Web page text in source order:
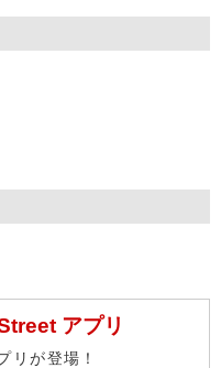
アプリ
リが登場！